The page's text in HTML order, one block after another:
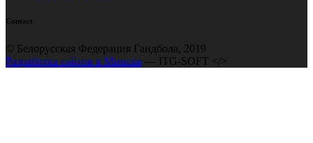
Contact
© Белорусская Федерация Гандбола, 2019
Разработка сайтов в Минске — ITG-SOFT </>